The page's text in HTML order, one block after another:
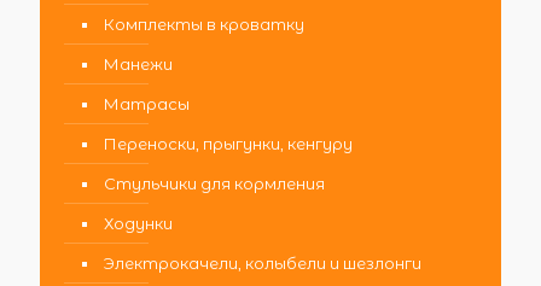
Комплекты в кроватку
Манежи
Матрасы
Переноски, прыгунки, кенгуру
Стульчики для кормления
Ходунки
Электрокачели, колыбели и шезлонги